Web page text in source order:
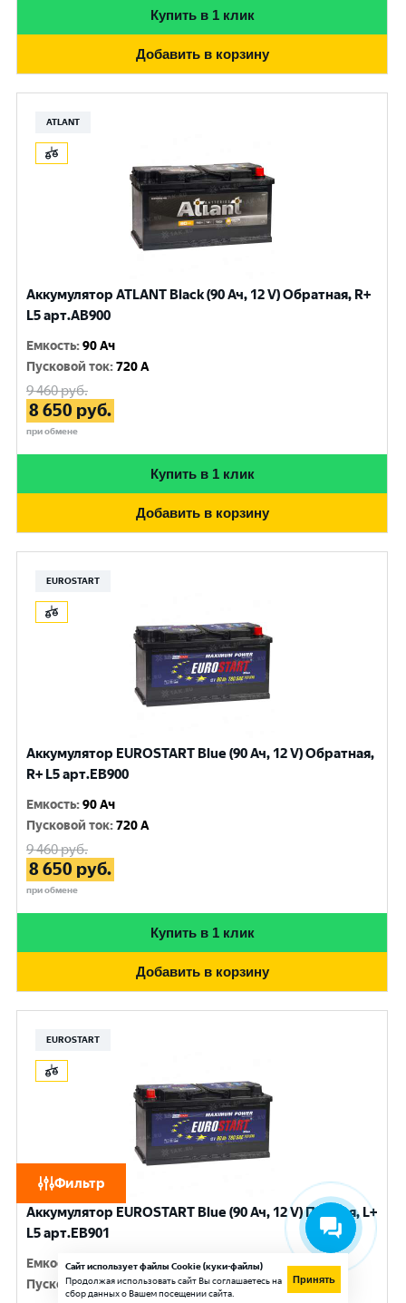
Фильтр
Купить в 1 клик
Добавить в корзину
ATLANT
Аккумулятор ATLANT Black (90 Ач, 12 V) Обратная, R+
L5 арт.AB900
Емкость:90 Ач
Пусковой ток:720 A
9 460руб.
8 650 руб.
при обмене
Купить в 1 клик
Добавить в корзину
EUROSTART
Аккумулятор EUROSTART Blue (90 Ач, 12 V) Обратная,
R+ L5 арт.EB900
Емкость:90 Ач
Пусковой ток:720 A
9 460руб.
8 650 руб.
при обмене
Купить в 1 клик
Добавить в корзину
EUROSTART
Аккумулятор EUROSTART Blue (90 Ач, 12 V) Прямая, L+
L5 арт.EB901
Емкость:90 Ач
Пусковой ток: 720 A
Сайт использует файлы Cookie (куки-файлы)
Продолжая использовать сайт Вы соглашаетесь на
сбор данных о Вашем посещении сайта.
Принять